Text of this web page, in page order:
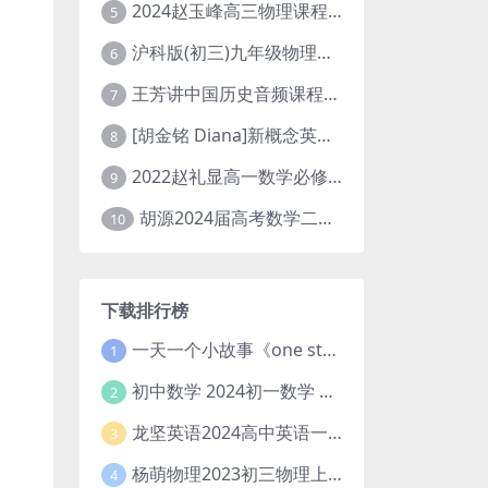
5 2024赵玉峰高三物理课程24年高考物理一轮复习网课教程
6 沪科版(初三)九年级物理全一册网课教学视频全集(录播版 杜春雨 66讲)
7 王芳讲中国历史音频课程全集(上下五千年)
8 [胡金铭 Diana]新概念英语第1册教学视频课程(全集 百度网盘下载)
9 2022赵礼显高一数学必修一课程视频资源(秋季班 含讲义)百度网盘云
10 胡源2024届高考数学二轮寒假春季精讲 百度网盘分享
下载排行榜
1 一天一个小故事《one story a day》初中版 百度网盘分享下载
2 初中数学 2024初一数学 朱韬数学 S班春季下 A+班春季下 百度云网盘
3 龙坚英语2024高中英语一轮系统班(全国卷+北京卷)
4 杨萌物理2023初三物理上秋季A+班(视频+讲义) 百度网盘分享